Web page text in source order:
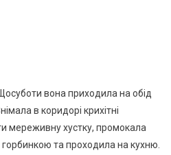
вона приходила на обід
в коридорі крихітні
мереживну хустку, промокала
та проходила на кухню.